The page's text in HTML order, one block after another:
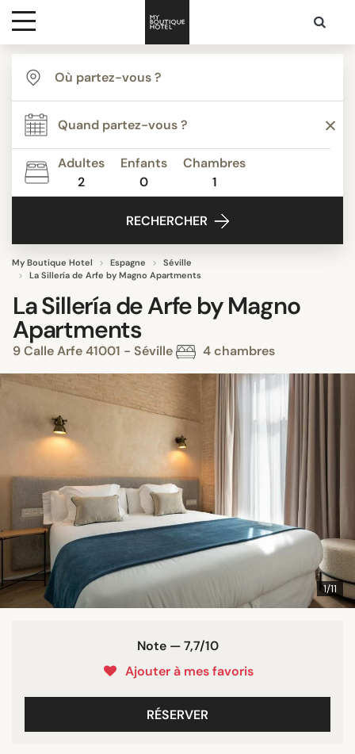
Destinations
Inspiration
Media
Adultes
2
Enfants
0
Chambres
1
RECHERCHER
My Boutique Hotel Espagne
Séville
La Sillería de Arfe by Magno Apartments
La Sillería de Arfe by Magno
Apartments
9 Calle Arfe 41001 - Séville 4 chambres
1/11
Note — 7,7/10
Ajouter à mes favoris
RÉSERVER